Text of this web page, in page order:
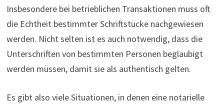
Insbesondere bei betrieblichen Transaktionen muss oft
die Echtheit bestimmter Schriftstücke nachgewiesen
werden. Nicht selten ist es auch notwendig, dass die
Unterschriften von bestimmten Personen beglaubigt
werden müssen, damit sie als authentisch gelten.
Es gibt also viele Situationen, in denen eine notarielle